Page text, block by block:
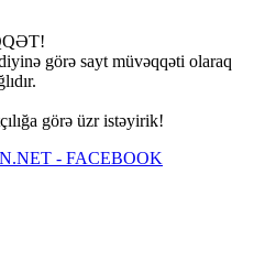
görə sayt müvəqqəti olaraq
görə üzr istəyirik!
- FACEBOOK